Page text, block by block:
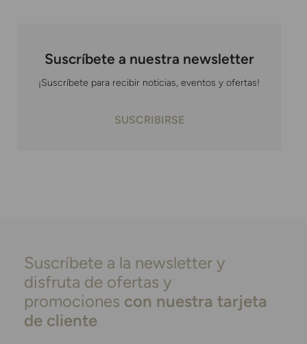
Suscríbete a nuestra newsletter
¡Suscríbete para recibir noticias, eventos y ofertas!
SUSCRIBIRSE
Suscríbete a la newsletter y
disfruta de ofertas y
promociones con nuestra tarjeta
de cliente